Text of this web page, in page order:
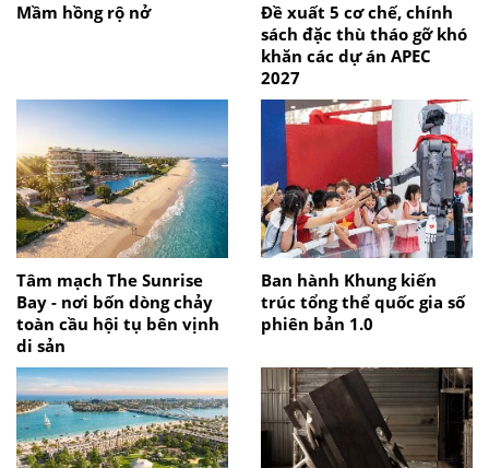
Mầm hồng rộ nở
Đề xuất 5 cơ chế, chính
sách đặc thù tháo gỡ khó
khăn các dự án APEC
2027
Tâm mạch The Sunrise
Bay - nơi bốn dòng chảy
toàn cầu hội tụ bên vịnh
di sản
Ban hành Khung kiến
trúc tổng thể quốc gia số
phiên bản 1.0